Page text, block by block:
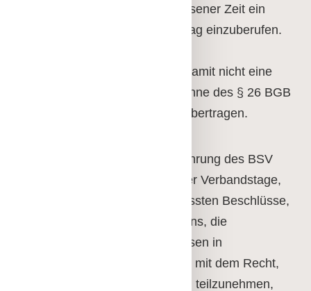
unbesetzt, so ist in angemessener Zeit ein
außerordentlicher Verbandstag einzuberufen.
Vorstandsaufgaben, soweit damit nicht eine
Vertretung des Vereins im Sinne des § 26 BGB
verbunden ist, auf Dritte zu übertragen.
Dem Vorstand obliegt die Führung des BSV
Frankfurt, die Einberufung der Verbandstage,
die Ausführung der dort gefassten Beschlüsse,
die Verwaltung des Vermögens, die
Überwachung von Ausschüssen in
verwaltungsmäßiger Hinsicht mit dem Recht,
an deren Sitzungen beratend teilzunehmen,